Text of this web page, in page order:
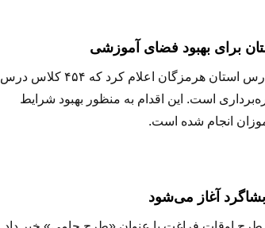
مهدی باوقار زعیمی، مدیرکل نوسازی مدارس استان هرمزگان اعلام کرد که ۴۵۴ کلاس درس
است. این اقدام به منظور بهبود شرایط
انجام شده است.
آغاز می‌شود